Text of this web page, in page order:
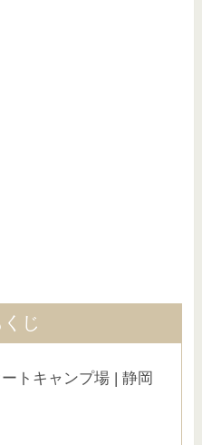
くじ
トキャンプ場 | 静岡